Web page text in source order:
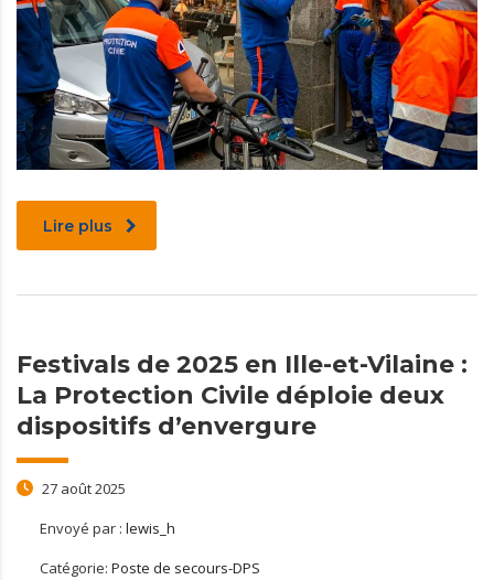
Lire plus
Festivals de 2025 en Ille-et-Vilaine :
La Protection Civile déploie deux
dispositifs d’envergure
27 août 2025
Envoyé par : lewis_h
Catégorie: Poste de secours-DPS